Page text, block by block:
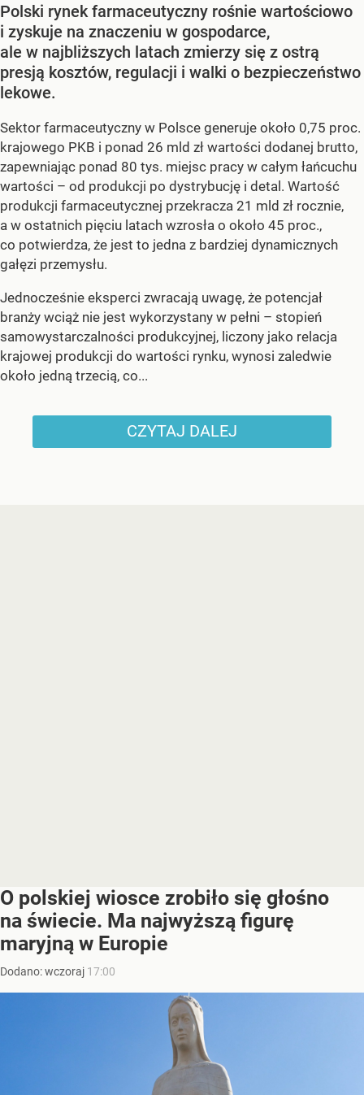
Polski rynek farmaceutyczny rośnie wartościowo
i zyskuje na znaczeniu w gospodarce,
ale w najbliższych latach zmierzy się z ostrą
presją kosztów, regulacji i walki o bezpieczeństwo
lekowe.
Sektor farmaceutyczny w Polsce generuje około 0,75 proc.
krajowego PKB i ponad 26 mld zł wartości dodanej brutto,
zapewniając ponad 80 tys. miejsc pracy w całym łańcuchu
wartości – od produkcji po dystrybucję i detal. Wartość
produkcji farmaceutycznej przekracza 21 mld zł rocznie,
a w ostatnich pięciu latach wzrosła o około 45 proc.,
co potwierdza, że jest to jedna z bardziej dynamicznych
gałęzi przemysłu.
Jednocześnie eksperci zwracają uwagę, że potencjał
branży wciąż nie jest wykorzystany w pełni – stopień
samowystarczalności produkcyjnej, liczony jako relacja
krajowej produkcji do wartości rynku, wynosi zaledwie
około jedną trzecią, co...
CZYTAJ DALEJ
O polskiej wiosce zrobiło się głośno
na świecie. Ma najwyższą figurę
maryjną w Europie
Dodano:wczoraj 17:00